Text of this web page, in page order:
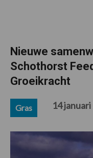
Nieuwe
Schothorst
Groeikracht
Gras 14